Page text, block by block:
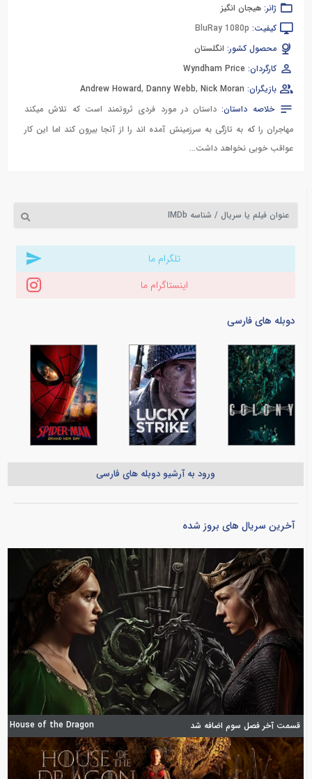
ژانر: هیجان انگیز
کیفیت: BluRay 1080p
محصول کشور: انگلستان
کارگردان: Wyndham Price
بازیگران:
Andrew Howard, Danny Webb, Nick Moran
خلاصه داستان: داستان در مورد فردی ثروتمند است که تلاش میکند
مهاجران را که به تازگی به سرزمینش آمده اند را از آنجا بیرون کند اما این کار
عواقب خوبی نخواهد داشت…
تلگرام ما
اینستاگرام ما
دوبله های فارسی
ورود به آرشیو دوبله های فارسی
آخرین سریال های بروز شده
قسمت آخر فصل سوم اضافه شد House of the Dragon